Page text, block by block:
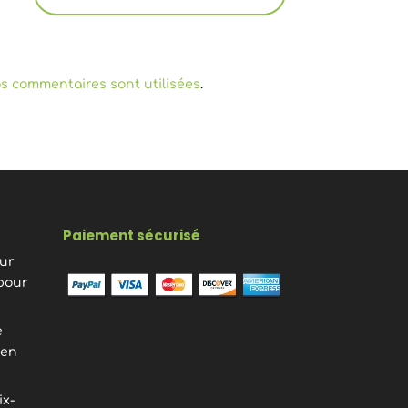
commentaires sont utilisées.
Paiement sécurisé